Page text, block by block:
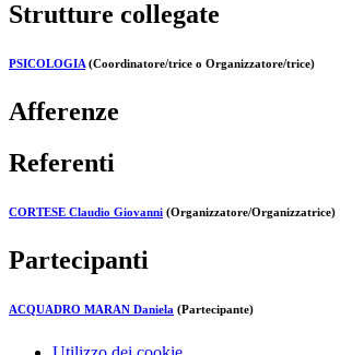
Strutture collegate
PSICOLOGIA (Coordinatore/trice o Organizzatore/trice)
Afferenze
Referenti
CORTESE Claudio Giovanni (Organizzatore/Organizzatrice)
Partecipanti
ACQUADRO MARAN Daniela (Partecipante)